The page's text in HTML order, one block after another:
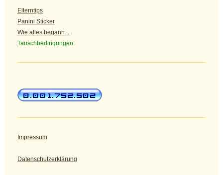
Elterntips
Panini Sticker
Wie alles begann...
Tauschbedingungen
Impressum
Datenschutzerklärung